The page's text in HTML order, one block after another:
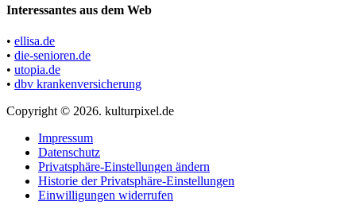
Interessantes aus dem Web
• ellisa.de
• die-senioren.de
• utopia.de
• dbv krankenversicherung
Copyright © 2026. kulturpixel.de
Impressum
Datenschutz
Privatsphäre-Einstellungen ändern
Historie der Privatsphäre-Einstellungen
Einwilligungen widerrufen